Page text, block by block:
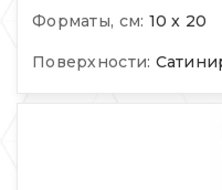
Форматы, см: 10 x 20
Поверхности: